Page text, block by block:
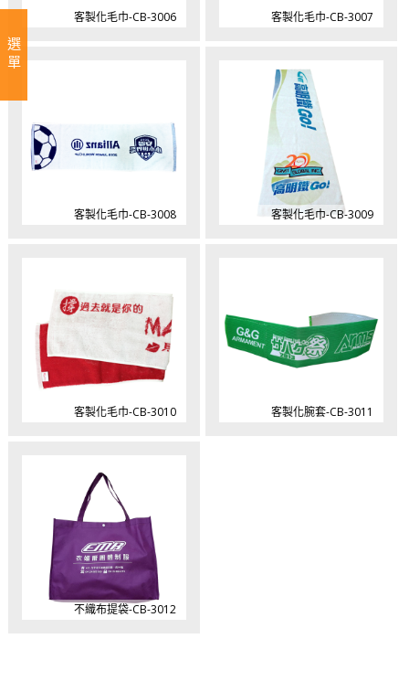
選單
客製化毛巾-CB-3006 客製化毛巾-CB-3007
客製化毛巾-CB-3008 客製化毛巾-CB-3009
客製化毛巾-CB-3010 客製化腕套-CB-3011
不織布提袋-CB-3012